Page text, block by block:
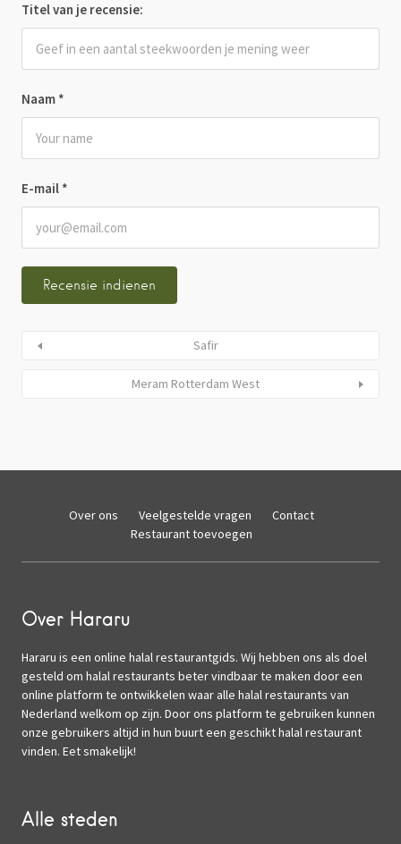
Naam *
E-mail *
Titel van je recensie:
Safir
Meram Rotterdam West
Over ons Veelgestelde vragen
Contact
Restaurant toevoegen
Over Hararu
Hararu is een online halal restaurantgids. Wij hebben ons als doel
gesteld om halal restaurants beter vindbaar te maken door een
online platform te ontwikkelen waar alle halal restaurants van
Nederland welkom op zijn. Door ons platform te gebruiken kunnen
onze gebruikers altijd in hun buurt een geschikt halal restaurant
vinden. Eet smakelijk!
Alle steden